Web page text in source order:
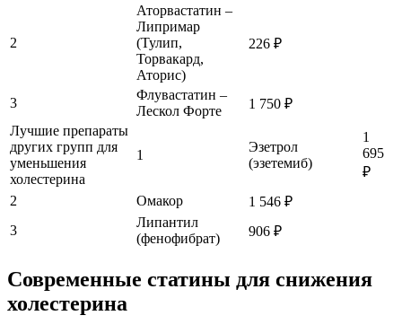
2
Аторвастатин –
Липримар
(Тулип,
Торвакард,
Аторис)
226 ₽
3
Флувастатин –
Лескол Форте
1 750 ₽
Лучшие препараты
других групп для
уменьшения
холестерина
1
Эзетрол
(эзетемиб)
1
695
₽
2
Омакор
1 546 ₽
3
Липантил
(фенофибрат)
906 ₽
Современные статины для снижения
холестерина